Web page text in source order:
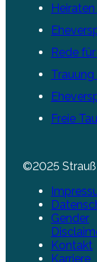
Rede
Freie
©2025
Gender
Kontakt
Karriere